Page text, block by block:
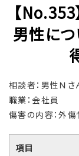
【
男性につ
相談者：男性Ｎさ
職業：会社員
傷害の内容：外
項目